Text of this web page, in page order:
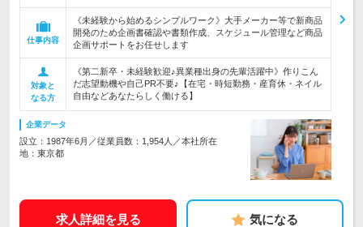
仕事内容
《未経験から始めるシンプルワーク》大手メーカー等で新商品
開発のため企画書確認や書類作成、スケジュール管理など商品
企画サポートをお任せします
対象と
なる方
《第二新卒・未経験歓迎♪異業種出身の先輩活躍中》作りこん
だ志望動機や自己PR不要♪【在宅・時短勤務・産育休・ネイル
自由などあなたらしく働ける】
企業データ
設立：1987年6月／従業員数：1,954人／本社所在
地：東京都
求人詳細を見る 気になる